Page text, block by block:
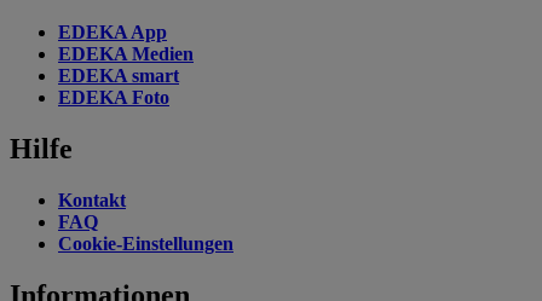
EDEKA App
EDEKA Medien
EDEKA smart
EDEKA Foto
Hilfe
Kontakt
FAQ
Cookie-Einstellungen
Informationen